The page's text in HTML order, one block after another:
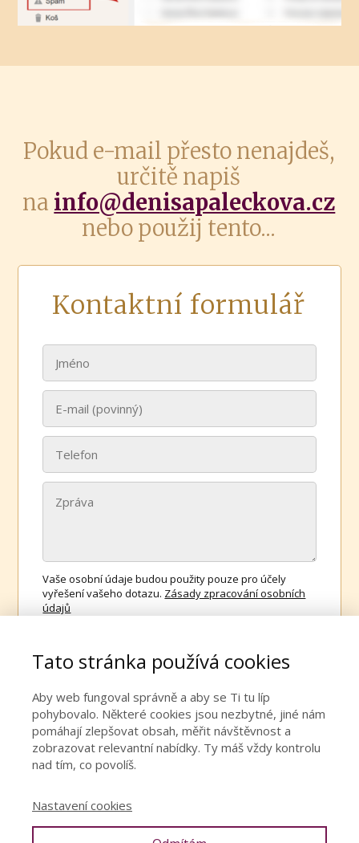
Pokud e-mail přesto nenajdeš,
určitě napiš
na info@denisapaleckova.cz
nebo použij tento...
Kontaktní formulář
Vaše osobní údaje budou použity pouze pro účely
vyřešení vašeho dotazu. Zásady zpracování osobních
údajů
ODESLAT DOTAZ
Tato stránka používá cookies
Aby web fungoval správně a aby se Ti tu líp
pohybovalo. Některé cookies jsou nezbytné, jiné nám
pomáhají zlepšovat obsah, měřit návštěvnost a
zobrazovat relevantní nabídky. Ty máš vždy kontrolu
nad tím, co povolíš.
Nastavení cookies